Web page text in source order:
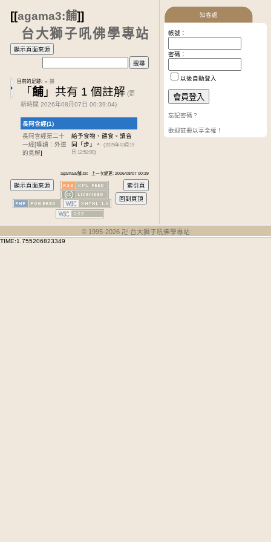
[[agama3:餔]]
台大獅子吼佛學專站
目前的足跡: → 餔
「餔」共有 1 個註解 (更
新時間 2026年08月07日 00:39:04)
長阿含經(1)
長阿含經第二十
一經[導讀：外道
的見解]
給予食物、餵食。讀音
同「步」。
(2025年03月19
日 12:52:00)
agama3/餔.txt · 上一次變更: 2026/08/07 00:39
知客處
帳號：
密碼：
以後自動登入
忘記密碼？
歡迎註冊以享全權！
© 1995-2026 卍 台大獅子吼佛學專站
TIME:1.755206823349